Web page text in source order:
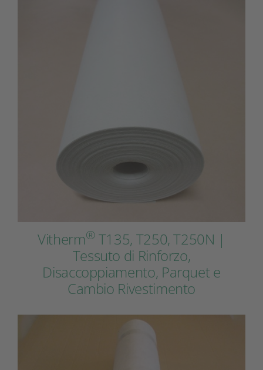
Vitherm® T135, T250, T250N |
Tessuto di Rinforzo,
Disaccoppiamento, Parquet e
Cambio Rivestimento